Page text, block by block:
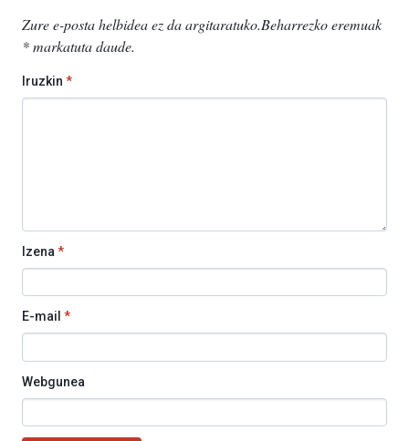
Zure e-posta helbidea ez da argitaratuko.Beharrezko eremuak
*markatuta daude.
Iruzkin *
Izena *
E-mail *
Webgunea